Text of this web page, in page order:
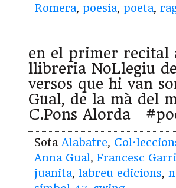
Romera, poesia, poeta,
en el primer recital
llibreria NoLlegiu
versos que hi van
Gual, de la mà del
C.Pons Alorda
Sota Alabatre,
Anna Gual, Francesc
juanita, labreu edicions,